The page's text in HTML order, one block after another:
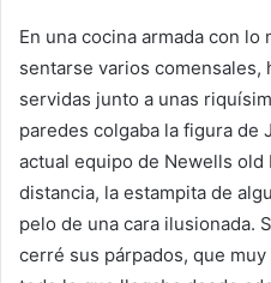
En una cocina armada con
sentarse varios comensales,
servidas junto a unas
paredes colgaba la figura de
actual equipo de Newells old
distancia, la estampita de
pelo de una cara ilusionada.
cerré sus párpados, que